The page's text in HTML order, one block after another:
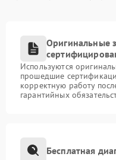
Оригинальные
Используются
прошедшие
корректную работу
гарантийных
Бесплатная